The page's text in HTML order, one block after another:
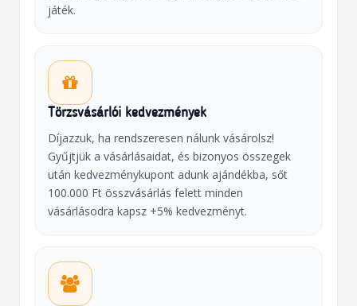
játék.
Törzsvásárlói kedvezmények
Díjazzuk, ha rendszeresen nálunk vásárolsz!
Gyűjtjük a vásárlásaidat, és bizonyos összegek
után kedvezménykupont adunk ajándékba, sőt
100.000 Ft összvásárlás felett minden
vásárlásodra kapsz +5% kedvezményt.